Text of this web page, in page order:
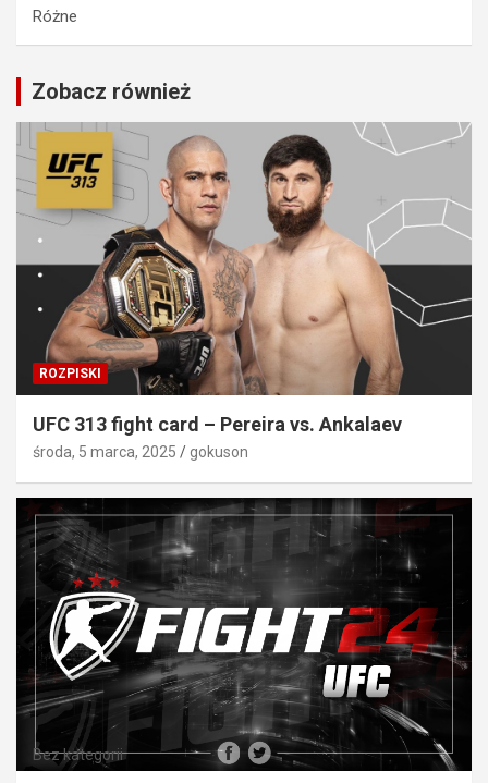
Różne
Zobacz również
ROZPISKI
UFC 313 fight card – Pereira vs. Ankalaev
środa, 5 marca, 2025 gokuson
Bez kategorii